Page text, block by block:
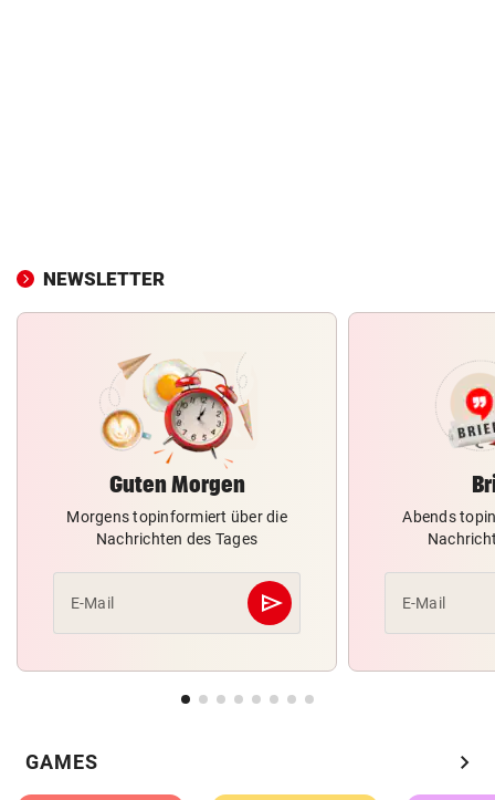
NEWSLETTER
Guten Morgen
Morgens topinformiert über die
Nachrichten des Tages
E-Mail send
Abschicken
Abends
E-Mail
GAMES chevron_right